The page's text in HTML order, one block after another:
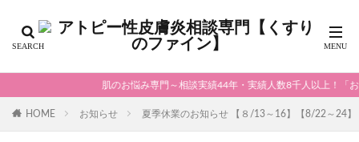
肌のお悩み専門～相談実績44年・実績人数8千人以上！「お
HOME お知らせ 夏季休業のお知らせ 【８/13～16】【8/22～24】